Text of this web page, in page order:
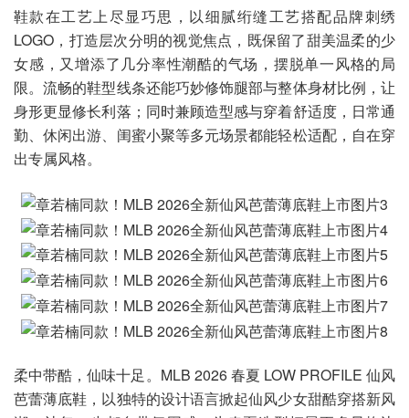
鞋款在工艺上尽显巧思，以细腻绗缝工艺搭配品牌刺绣
LOGO，打造层次分明的视觉焦点，既保留了甜美温柔的少
女感，又增添了几分率性潮酷的气场，摆脱单一风格的局
限。流畅的鞋型线条还能巧妙修饰腿部与整体身材比例，让
身形更显修长利落；同时兼顾造型感与穿着舒适度，日常通
勤、休闲出游、闺蜜小聚等多元场景都能轻松适配，自在穿
出专属风格。
柔中带酷，仙味十足。MLB 2026 春夏 LOW PROFILE 仙风
芭蕾薄底鞋，以独特的设计语言掀起仙风少女甜酷穿搭新风